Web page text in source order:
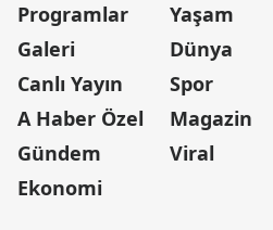
Programlar
Galeri
Canlı Yayın
A Haber Özel
Gündem
Ekonomi
Yaşam
Dünya
Spor
Magazin
Viral